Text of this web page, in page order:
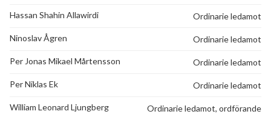
Hassan Shahin Allawirdi Ordinarie ledamot
Ninoslav Ågren Ordinarie ledamot
Per Jonas Mikael Mårtensson Ordinarie ledamot
Per Niklas Ek Ordinarie ledamot
William Leonard Ljungberg Ordinarie ledamot, ordförande